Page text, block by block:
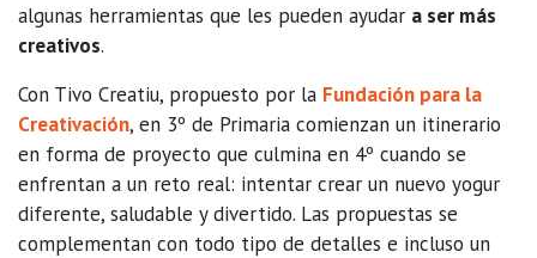
algunas herramientas que les pueden ayudar a ser más
creativos.
Con Tivo Creatiu, propuesto por la Fundación para la
Creativación, en 3º de Primaria comienzan un itinerario
en forma de proyecto que culmina en 4º cuando se
enfrentan a un reto real: intentar crear un nuevo yogur
diferente, saludable y divertido. Las propuestas se
complementan con todo tipo de detalles e incluso un